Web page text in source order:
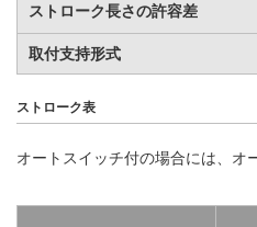
ストローク長さの許容差
取付支持形式
ストローク表
オートスイッチ付の場合には、オ